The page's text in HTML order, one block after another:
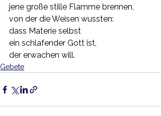
jene große stille Flamme brennen,
von der die Weisen wussten:
dass Materie selbst
ein schlafender Gott ist,
der erwachen will.
Gebete